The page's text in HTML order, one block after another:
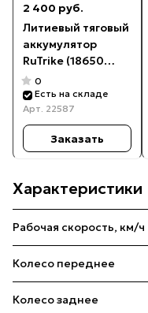
2 400 руб.
Литиевый тяговый
аккумулятор
RuTrike (18650
MnCoNi) 24V50A/H
0
Есть на складе
Арт. 22587
Заказать
Характеристики
Рабочая скорость, км/ч
Колесо переднее
Колесо заднее